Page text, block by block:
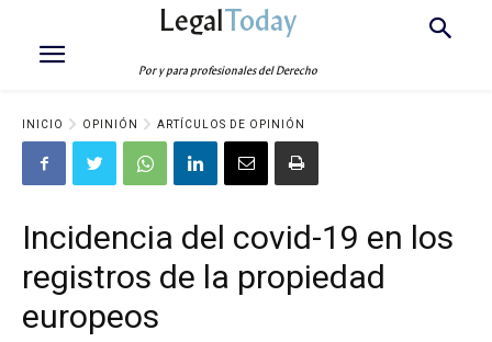
LegalToday
Por y para profesionales del Derecho
INICIO OPINIÓN ARTÍCULOS DE OPINIÓN
Incidencia del covid-19 en los
registros de la propiedad
europeos